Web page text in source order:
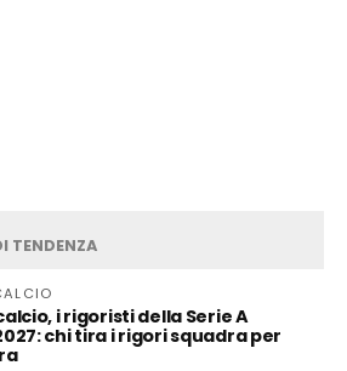
TENDENZA
i rigoristi della Serie A
chi tira i rigori squadra per